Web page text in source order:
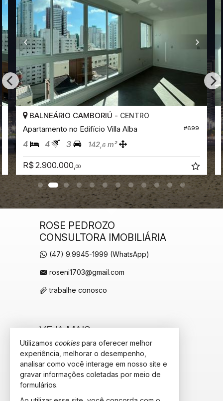
#699
BALNEÁRIO CAMBORIÚ - CENTRO
Apartamento no Edifício Villa Alba
4 4 3 142,6 m²
R$ 2.900.000,00
ROSE PEDROZO
CONSULTORA IMOBILIÁRIA
(47) 9.9945-1999 (WhatsApp)
roseni1703@gmail.com
trabalhe conosco
VEJA MAIS
receba nosso newsletter
cadastre seu imóvel
imóveis favoritos
Utilizamos cookies para oferecer melhor
experiência, melhorar o desempenho,
analisar como você interage em nosso site e
gravar informações coletadas por meio de
formulários.